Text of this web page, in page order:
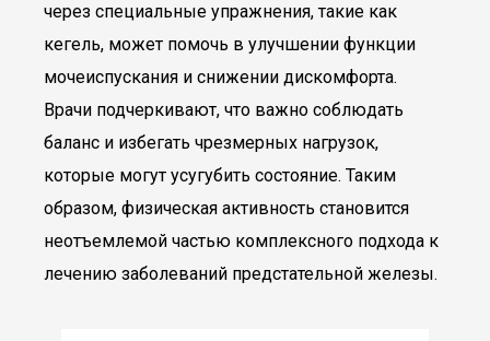
через специальные упражнения, такие как
кегель, может помочь в улучшении функции
мочеиспускания и снижении дискомфорта.
Врачи подчеркивают, что важно соблюдать
баланс и избегать чрезмерных нагрузок,
которые могут усугубить состояние. Таким
образом, физическая активность становится
неотъемлемой частью комплексного подхода к
лечению заболеваний предстательной железы.